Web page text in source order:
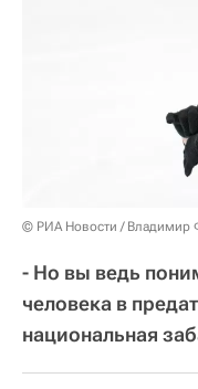
© РИА Новости / Владимир
- Но вы ведь
человека в
национальная